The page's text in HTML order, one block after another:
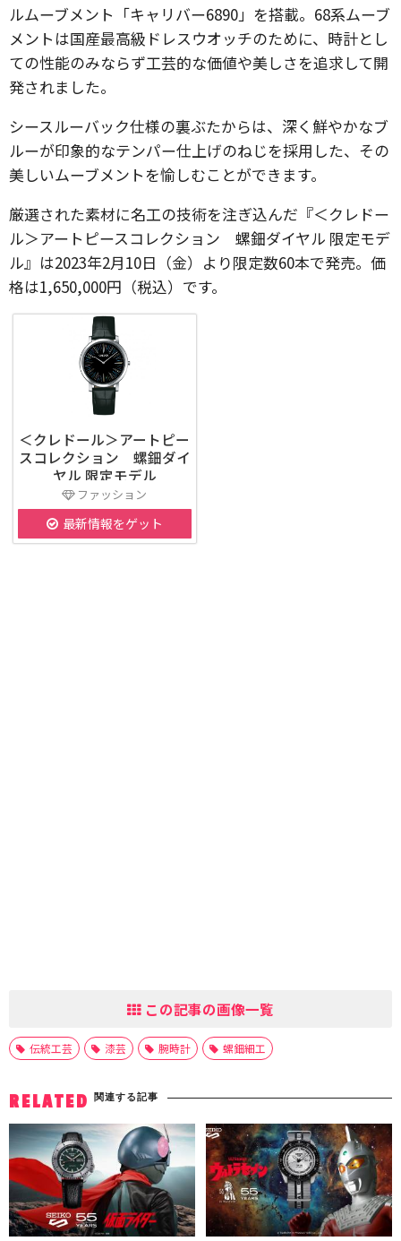
ルムーブメント「キャリバー6890」を搭載。68系ムーブ
メントは国産最高級ドレスウオッチのために、時計とし
ての性能のみならず工芸的な価値や美しさを追求して開
発されました。
シースルーバック仕様の裏ぶたからは、深く鮮やかなブ
ルーが印象的なテンパー仕上げのねじを採用した、その
美しいムーブメントを愉しむことができます。
厳選された素材に名工の技術を注ぎ込んだ『＜クレドー
ル＞アートピースコレクション 螺鈿ダイヤル 限定モデ
ル』は2023年2月10日（金）より限定数60本で発売。価
格は1,650,000円（税込）です。
＜クレドール＞アートピー
スコレクション 螺鈿ダイ
ヤル 限定モデル
ファッション
最新情報をゲット
この記事の画像一覧
伝統工芸 漆芸 腕時計 螺鈿細工
RELATED 関連する記事